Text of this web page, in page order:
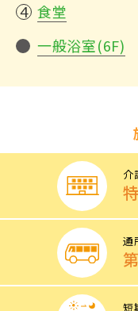
食堂
一般浴室(6F)
介
通
短